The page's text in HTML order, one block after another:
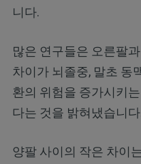
니다.
많은 연구들은 오른팔
차이가 뇌졸중, 말초 동
환의 위험을 증가시키
다는 것을 밝혀냈습니
양팔 사이의 작은 차이